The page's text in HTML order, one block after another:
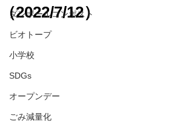
ダンボールコンポスト
ビオトープ
小学校
SDGs
オープンデー
ごみ減量化
（2022/7/12）